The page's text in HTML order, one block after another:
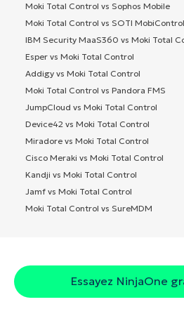
Moki Total Control vs Sophos Mobile
Moki Total Control vs SOTI MobiControl
IBM Security MaaS360 vs Moki Total
Esper vs Moki Total Control
Addigy vs Moki Total Control
Moki Total Control vs Pandora FMS
JumpCloud vs Moki Total Control
Device42 vs Moki Total Control
Miradore vs Moki Total Control
Cisco Meraki vs Moki Total Control
Kandji vs Moki Total Control
Jamf vs Moki Total Control
Moki Total Control vs SureMDM
Essayez NinjaOne